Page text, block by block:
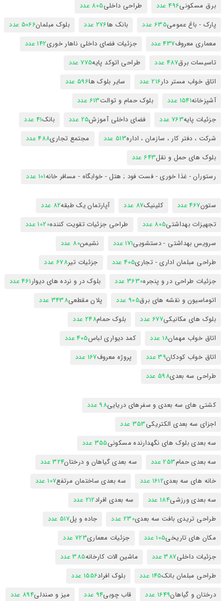
برق مسکونی496 عدد طراحی داخلی805 عدد
پارک - باغ عمومی635 عدد بانک ها276 عدد بلوک مبلمان5066 عدد
معماری معروف437 عدد جزئیات فضای داخلی ناهار خوری142 عدد
تاسیسات برق487 عدد طراحی اتوکد پایه775 عدد
اتاق خواب مستر دار216 عدد سایر بلوک ها596 عدد
آشپزخانه1541 عدد بلوک حمام و توالت613 عدد
جزئیات پایه763 عدد فضای داخلی آموزش25 عدد بانک41 عدد
شرکت ، دفتر کار ، سازمان ، اداره513 عدد مجتمع تجاری488 عدد
بلوک های حمل و نقل643 عدد
رستوران - غذا خوری - فست فود ; هتل - خوابگاه - مسافر خانه101 عدد
ستون467 عدد کلینیک87 عدد آپارتمان یک طبقه82 عدد
تجهیزات بهداشتی805 عدد طراحی جزئیات تقویت کننده1020 عدد
سرویس بهداشتی - دستشویی171 عدد نشیمن80 عدد
طراحی مبلمان اداری - تجاری405 عدد جزئیات تیر678 عدد
جزئیات طراحی در و پنجره3630 عدد بلوک در و نرده های دیوار461 عدد
اتوماسیون و نقشه های برق905 عدد پلان مقطعی3438 عدد
بلوک های مکانیکی677 عدد بلوک حمام248 عدد
اتاق خواب مهمان18 عدد کمد دیواری لباس405 عدد
اتاق خواب کودکان39 عدد پروژه معروف167 عدد
طراحی سه بعدی598 عدد
کشتی های سه بعدی و سفرهای دریایی98 عدد
اجزای سه بعدی الکتریکی353 عدد
سه بعدی بلوک های نگهدارنده مسکونی355 عدد
سه بعدی حمام253 عدد سه بعدی گیاهان و درختان324 عدد
خانه های سه بعدی1612 عدد سه بعدی ساختمان مرتفع107 عدد
سه بعدی ورزشی184 عدد سه بعدی افراد212 عدد
طراحی تریدی بافت سه بعدی230 عدد جاده و پل517 عدد
مکان های تاریخی105 عدد جزئیات معماری723 عدد
جزئیات داخلی387 عدد ماشین الات کارخانه385 عدد
طراحی مبلمان بانک145 عدد بلوک افراد1556 عدد
درختان و گیاهان1649 عدد قاب چوبی94 عدد میز و صندلی894 عدد